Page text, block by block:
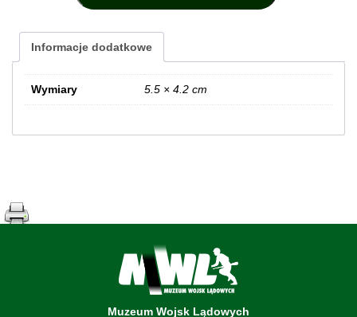
Informacje dodatkowe
Wymiary 5.5 × 4.2 cm
Muzeum Wojsk Lądowych